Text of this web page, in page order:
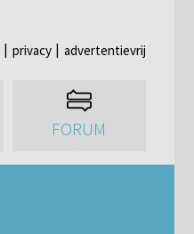
privacy advertentievrij
FORUM